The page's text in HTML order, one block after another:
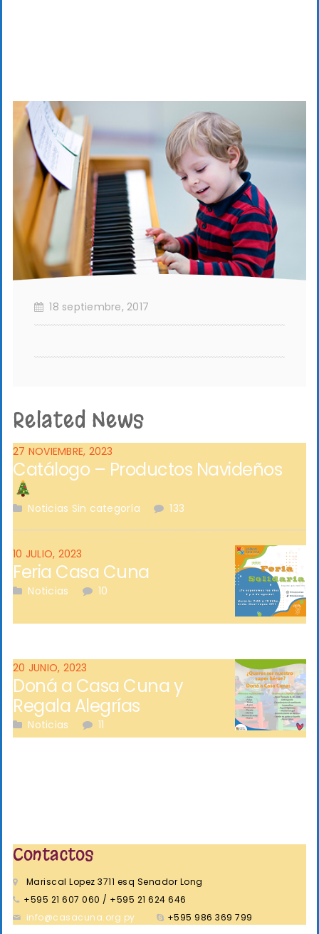
18 septiembre, 2017
Related News
27 NOVIEMBRE, 2023
Catálogo – Productos Navideños
Noticias Sin categoría 133
10 JULIO, 2023
Feria Casa Cuna
Noticias 10
20 JUNIO, 2023
Doná a Casa Cuna y
Regala Alegrías
Noticias 11
Contactos
Mariscal Lopez 3711 esq Senador Long
+595 21 607 060 / +595 21 624 646
info@casacuna.org.py
+595 986 369 799